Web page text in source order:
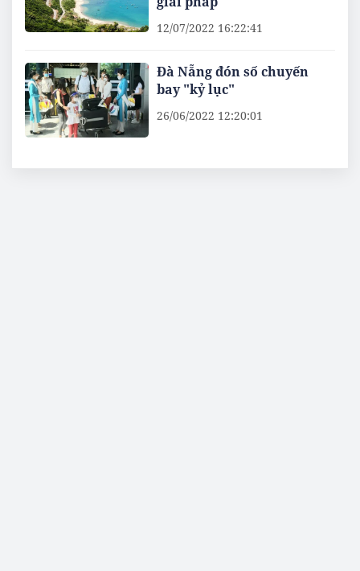
12/07/2022 16:22:41
Đà Nẵng đón số chuyến
bay "kỷ lục"
26/06/2022 12:20:01